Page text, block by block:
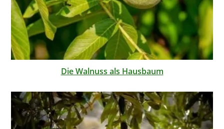
Die Walnuss als Hausbaum